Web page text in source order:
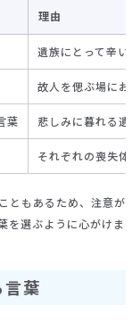
理由
遺族にとって辛い
故人を偲ぶ場にお
葉 悲しみに暮れる遺
それぞれの喪失体
ともあるため、注意が
を選ぶように心がけま
葉